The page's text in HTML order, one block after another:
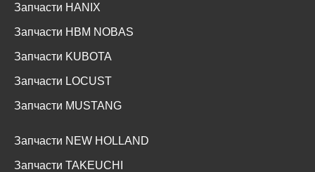
Запчасти HANIX
Запчасти HBM NOBAS
Запчасти KUBOTA
Запчасти LOCUST
Запчасти MUSTANG
Запчасти NEW HOLLAND
Запчасти TAKEUCHI